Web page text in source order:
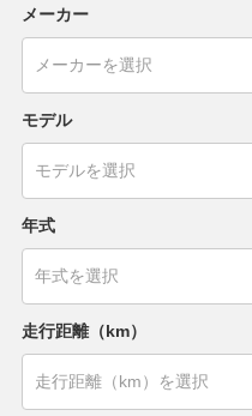
メーカー
モデル
年式
走行距離（km）